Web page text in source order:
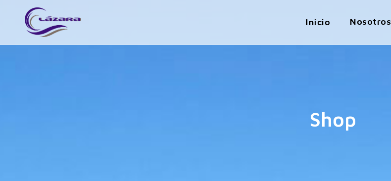
Inicio Nosotros
Shop